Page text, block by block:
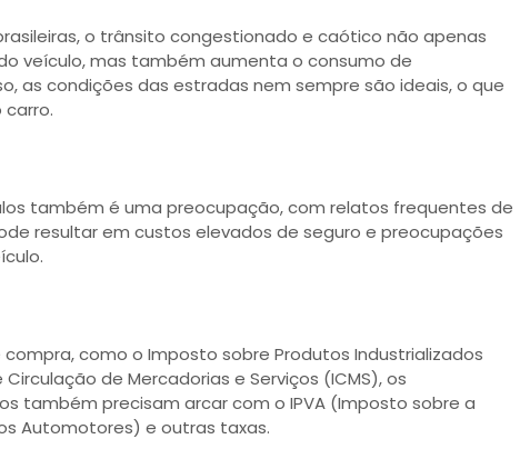
o trânsito congestionado e caótico não apenas
veículo, mas também aumenta o consumo de
as condições das estradas nem sempre são ideais, o que
também é uma preocupação, com relatos frequentes de
resultar em custos elevados de seguro e preocupações
como o Imposto sobre Produtos Industrializados
de Mercadorias e Serviços (ICMS), os
também precisam arcar com o IPVA (Imposto sobre a
Automotores) e outras taxas.